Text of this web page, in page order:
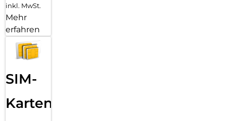
inkl. MwSt.
Mehr
erfahren
SIM-
Karten